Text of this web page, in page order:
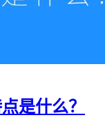
是什么？